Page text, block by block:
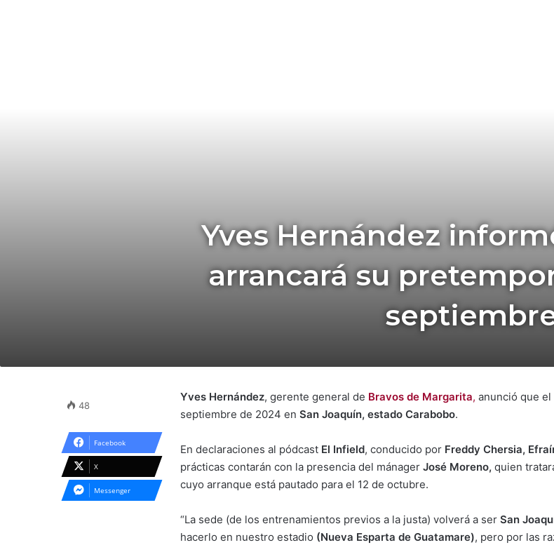
Yves Hernández
arrancará su
Yves Hernández, gerente general de Bravos de Margarita, anunció que
septiembre de 2024 en San Joaquín, estado Carabobo.
En declaraciones al pódcast El Infield, conducido por Freddy Chersia,
prácticas contarán con la presencia del mánager José Moreno, quien
cuyo arranque está pautado para el 12 de octubre.
“La sede (de los entrenamientos previos a la justa) volverá a ser San
hacerlo en nuestro estadio (Nueva Esparta de Guatamare), pero por las
48
Facebook
X
Messenger